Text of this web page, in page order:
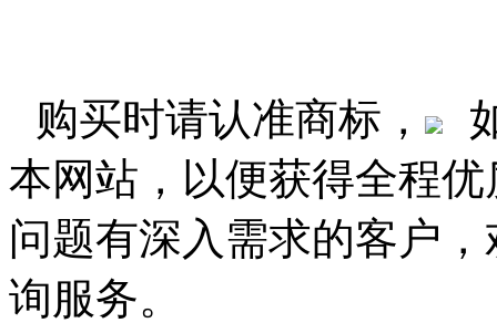
购买时请认准商标，
本网站，以便获得全程
问题有深入需求的客户
询服务。